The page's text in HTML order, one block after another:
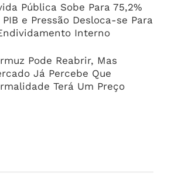
Pública Sobe Para 75,2%
PIB e Pressão Desloca-se Para
Interno
Pode Reabrir, Mas
Já Percebe Que
Terá Um Preço